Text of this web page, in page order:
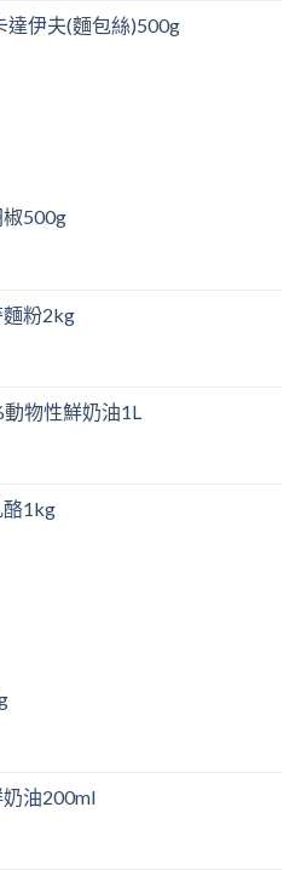
達伊夫(麵包絲)500g
500g
粉2kg
動物性鮮奶油1L
酪1kg
油200ml